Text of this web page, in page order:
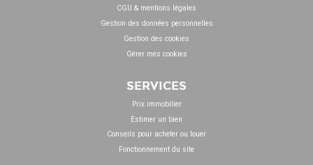
CGU & mentions légales
Gestion des données personnelles
Gestion des cookies
Gérer mes cookies
SERVICES
Prix immobilier
Estimer un bien
Conseils pour acheter ou louer
Fonctionnement du site